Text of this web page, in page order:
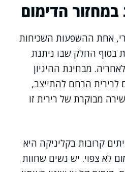
הדימום
אחת ההשפעות השכיחות
בסוף החלק שבו ניתנת
מבחינת ההיגיון
לרירית הרחם להתייצב,
מבוקרת של רירית זו
קרובות בקליניקה היא
לא צפוי. יש נשים שחוות